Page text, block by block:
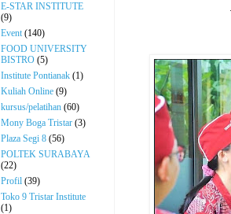
E-STAR INSTITUTE
(9)
Event (140)
FOOD UNIVERSITY
BISTRO (5)
Institute Pontianak (1)
Kuliah Online (9)
kursus/pelatihan (60)
Mony Boga Tristar (3)
Plaza Segi 8 (56)
POLTEK SURABAYA
(22)
Profil (39)
Toko 9 Tristar Institute
(1)